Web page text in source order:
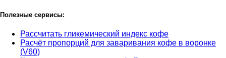
Полезные сервисы:
Рассчитать гликемический индекс кофе
Расчёт пропорций для заваривания кофе в воронке
(V60)